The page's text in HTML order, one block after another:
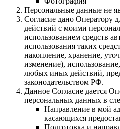
Персональные данные не
Согласие дано Оператору
действий с моими
использованием средств
использования таких
накопление, хранение,
изменение),
любых иных действий,
законодательством РФ.
Данное Согласие дается
персональных данных в
Направление в мой
касающихся
Подготовка и